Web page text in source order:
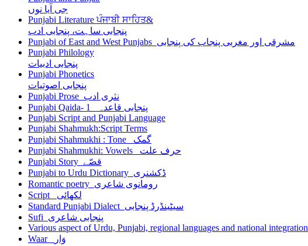
جی آیا نوں
Punjabi Literature ਪੰਜਾਬੀ ਸਾਹਿਤ&
پنجابی ساہت، پنجابی ادب
Punjabi of East and West Punjabs مشرقی اور مغربی پنجاب کی پنجابی
Punjabi Philology
پنجابی ادبیات
Punjabi Phonetics
پنجابی اصوتیات
Punjabi Prose نثری ادب
Punjabi Qaida- 1 پنجابی قاعدہ
Punjabi Script and Punjabi Language
Punjabi Shahmukh:Script Terms
Punjabi Shahmukhi : Tone گمک
Punjabi Shahmukhi: Vowels حرف علت
Punjabi Story قصّے
Punjabi to Urdu Dictionary ڈکشنری
Romantic poetry رومانوی شاعری
Script لکھائی
Standard Punjabi Dialect سیٹینڈرڈ پنجابی
Sufi پنجابی شاعری
Various aspect of Urdu, Punjabi, regional languages and national integration
Waar وَار